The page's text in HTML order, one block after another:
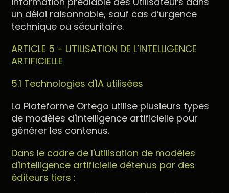
un délai raisonnable, sauf cas d’urgence
technique ou sécuritaire.
ARTICLE 5 – UTILISATION DE L’INTELLIGENCE
ARTIFICIELLE
5.1 Technologies d'IA utilisées
La Plateforme Ortego utilise plusieurs types
de modèles d'intelligence artificielle pour
générer les contenus.
Dans le cadre de l'utilisation de modèles
d'intelligence artificielle détenus par des
éditeurs tiers :